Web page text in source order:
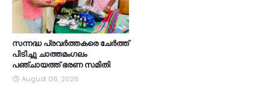
സന്നദ്ധ പ്രവർത്തകരെ ചേർത്ത്
പിടിച്ചു ചാത്തമംഗലം
പഞ്ചായത്ത്‌ ഭരണ സമിതി
August 06, 2026